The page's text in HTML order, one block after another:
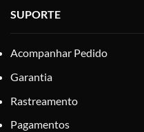
SUPORTE
Acompanhar Pedido
Garantia
Rastreamento
Pagamentos